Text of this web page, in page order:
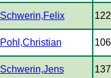
Schwerin,Felix
Pohl,Christian
Schwerin,Jens